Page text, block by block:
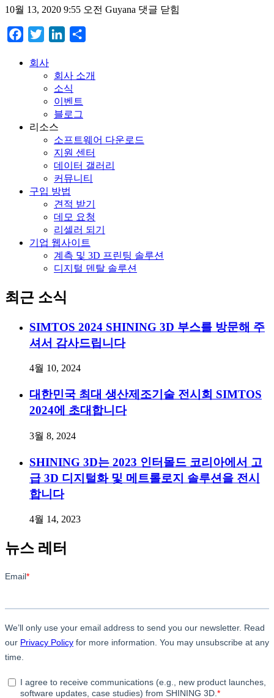
10월 13, 2020 9:55 오전 Guyana 댓글 닫힘
Facebook
Twitter LinkedIn
회사
회사 소개
소식
이벤트
블로그
리소스
소프트웨어 다운로드
지원 센터
데이터 갤러리
커뮤니티
구입 방법
견적 받기
데모 요청
리셀러 되기
기업 웹사이트
계측 및 3D 프린팅 솔루션
디지털 덴탈 솔루션
최근 소식
SIMTOS 2024 SHINING 3D 부스를 방문해 주
셔서 감사드립니다
4월 10, 2024
대한민국 최대 생산제조기술 전시회 SIMTOS
2024에 초대합니다
3월 8, 2024
SHINING 3D는 2023 인터몰드 코리아에서 고
급 3D 디지털화 및 메트롤로지 솔루션을 전시
합니다
4월 14, 2023
뉴스 레터